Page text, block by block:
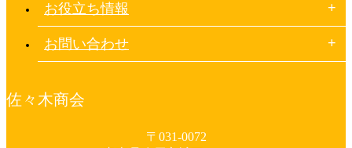
お役立ち情報
お問い合わせ
佐々木商会
〒031-0072